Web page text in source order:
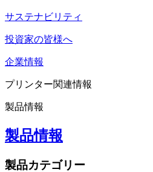
サステナビリティ
投資家の皆様へ
企業情報
プリンター関連情報
製品情報
製品情報
製品カテゴリー